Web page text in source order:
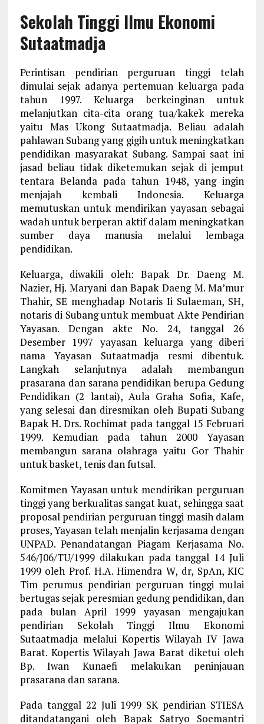
Sekolah Tinggi Ilmu Ekonomi
Sutaatmadja
Perintisan pendirian perguruan tinggi telah
dimulai sejak adanya pertemuan keluarga pada
tahun 1997. Keluarga berkeinginan untuk
melanjutkan cita-cita orang tua/kakek mereka
yaitu Mas Ukong Sutaatmadja. Beliau adalah
pahlawan Subang yang gigih untuk meningkatkan
pendidikan masyarakat Subang. Sampai saat ini
jasad beliau tidak diketemukan sejak di jemput
tentara Belanda pada tahun 1948, yang ingin
menjajah kembali Indonesia. Keluarga
memutuskan untuk mendirikan yayasan sebagai
wadah untuk berperan aktif dalam meningkatkan
sumber daya manusia melalui lembaga
pendidikan.
Keluarga, diwakili oleh: Bapak Dr. Daeng M.
Nazier, Hj. Maryani dan Bapak Daeng M. Ma’mur
Thahir, SE menghadap Notaris Ii Sulaeman, SH,
notaris di Subang untuk membuat Akte Pendirian
Yayasan. Dengan akte No. 24, tanggal 26
Desember 1997 yayasan keluarga yang diberi
nama Yayasan Sutaatmadja resmi dibentuk.
Langkah selanjutnya adalah membangun
prasarana dan sarana pendidikan berupa Gedung
Pendidikan (2 lantai), Aula Graha Sofia, Kafe,
yang selesai dan diresmikan oleh Bupati Subang
Bapak H. Drs. Rochimat pada tanggal 15 Februari
1999. Kemudian pada tahun 2000 Yayasan
membangun sarana olahraga yaitu Gor Thahir
untuk basket, tenis dan futsal.
Komitmen Yayasan untuk mendirikan perguruan
tinggi yang berkualitas sangat kuat, sehingga saat
proposal pendirian perguruan tinggi masih dalam
proses, Yayasan telah menjalin kerjasama dengan
UNPAD. Penandatangan Piagam Kerjasama No.
546/J06/TU/1999 dilakukan pada tanggal 14 Juli
1999 oleh Prof. H.A. Himendra W, dr, SpAn, KIC
Tim perumus pendirian perguruan tinggi mulai
bertugas sejak peresmian gedung pendidikan, dan
pada bulan April 1999 yayasan mengajukan
pendirian Sekolah Tinggi Ilmu Ekonomi
Sutaatmadja melalui Kopertis Wilayah IV Jawa
Barat. Kopertis Wilayah Jawa Barat diketui oleh
Bp. Iwan Kunaefi melakukan peninjauan
prasarana dan sarana.
Pada tanggal 22 Juli 1999 SK pendirian STIESA
ditandatangani oleh Bapak Satryo Soemantri